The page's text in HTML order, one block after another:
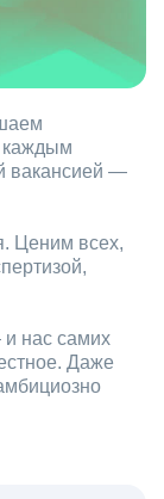
каждым
вакансией —
Ценим всех,
и нас самих
Даже